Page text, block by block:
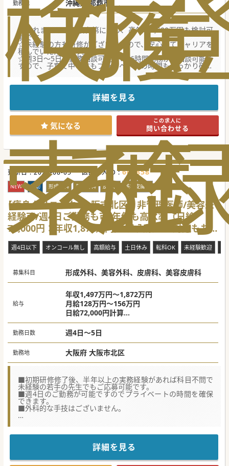
検
索
な
る
履
歴
勤務地 沖縄県 那覇市
☆これまでのご経験次第により、高年収2,500万円も検討可
能です。
☆未経験の方も研修がございますので、安心してキャリアを
積んでいただけます。
☆週3日～5日の勤務相談可能！1日6時間勤務から相談可能で
すので、子育て中の方もプライベートの時間もしっかり確保
したい方にもおすすめです！
【やりがい】
■未経験の方、初期研修終わりの方でも選考可能。新しい分
野、治療にチャレンジしたい方を積極的に採用しています。
■美容系クリニックとしては珍しく、19時終了なのも嬉しい
ポイント。公私ともに充実できる職場環境です。
■スキル・症例数が多くなればご年収に反映されますので、
インセンティブも含み年収1億円も実現可能な美容クリニッ
クです。
【業務内容】
■まずは基本的なレーザー・注入施術から学んでいただき、
慣れて頂いたら二重整形などメニューを増やしていきます。
■自身の習熟度に応じた3段階の研修カリキュラムあり。無
理なく、確実に経験・スキルを高めることができる環境で
す。
■基本的に美容外科領域まで学んでいただけますが、ご本人
の意向次第では美容皮膚科領域業務のみに限定することも可
能です。
【医療機関情報】
■業界トップクラスの症例数。全国に100院以上クリニック
を展開し、今後も拡大を予定しています。
■形成外科ご出身の方も多く、高難易度の施術を多数提供。
学術研究も積極的に実施するような意欲の高い方が多いのも
た上でお話を進め、入職後のミスマッチを減らす取り組みも
実施中です。
詳細を見る
気になる この求人に
問い合わせる
更新日 :2026-08-05 医師求人ID :661858
NEW 常勤 形成外科 美容外科 皮膚科 美容皮膚科
【痩身クリニック×大阪市北区】非管理医師/美容未
経験可/週4日ご勤務も可/年俸も高水準（日給
72,000円：年収1,872万円）/注入系のご対応もお願
いします
週4日以下 オンコール無し 高額給与 土日休み 転科OK 未経験歓迎
募集科目 形成外科、美容外科、皮膚科、美容皮膚科
給与
年収1,497万円～1,872万円
月給128万円～156万円
日給72,000円計算
週4日：年収1,497万円
週5日：年収1,872万円
勤務日数 週4日～5日
勤務地 大阪府 大阪市北区
■初期研修修了後、半年以上の実務経験があれば科目不問で
未経験の若手の先生でもご応募可能です。
■週4日のご勤務が可能ですのでプライベートの時間を確保
できます。
■外科的な手技はございません。
完全予約制で、患者としっかり向き合うことのできる環境で
大阪市内での常勤医師での採用となりますが大阪に複数店舗
があるため他の院でのご勤務や、
詳細を見る